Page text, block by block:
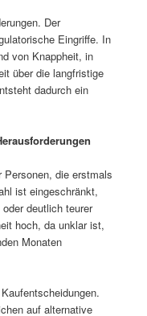
Der
Eingriffe. In
von Knappheit, in
über die langfristige
dadurch ein
die erstmals
ist eingeschränkt,
deutlich teurer
hoch, da unklar ist,
Monaten
auf alternative